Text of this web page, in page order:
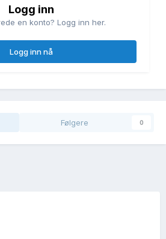
Logg inn
en konto? Logg inn her.
Logg inn nå
Følgere 0